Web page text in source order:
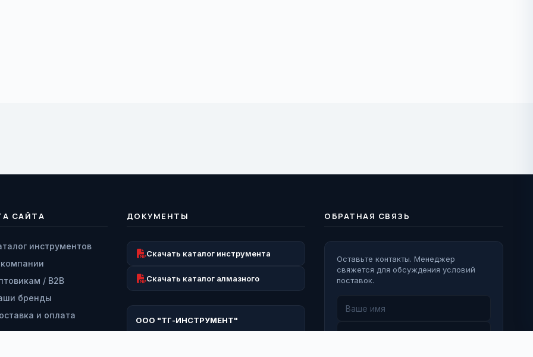
САЙТА
инструментов
/ B2B
бренды
и оплата
и гарантия
ДОКУМЕНТЫ
Скачать каталог инструмента
Скачать каталог алмазного
ООО "ТГ-ИНСТРУМЕНТ"
ОБРАТНАЯ СВЯЗЬ
Оставьте контакты. Менеджер
свяжется для обсуждения условий
поставок.